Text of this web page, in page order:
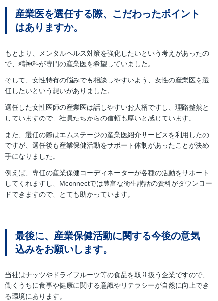
産業医を選任する際、こだわったポイント
はありますか。
もとより、メンタルヘルス対策を強化したいという考えがあったの
で、精神科が専門の産業医を希望していました。
そして、女性特有の悩みでも相談しやすいよう、女性の産業医を選
任したいという想いがありました。
選任した女性医師の産業医は話しやすいお人柄ですし、理路整然と
していますので、社員たちからの信頼も厚いと感じています。
また、選任の際はエムステージの産業医紹介サービスを利用したの
ですが、選任後も産業保健活動をサポート体制があったことが決め
手になりました。
例えば、専任の産業保健コーディネーターが各種の活動をサポート
してくれますし、Мconnectでは豊富な衛生講話の資料がダウンロー
ドできますので、とても助かっています。
最後に、産業保健活動に関する今後の意気
込みをお願いします。
当社はナッツやドライフルーツ等の食品を取り扱う企業ですので、
働くうちに食事や健康に関する意識やリテラシーが自然に向上でき
る環境にあります。